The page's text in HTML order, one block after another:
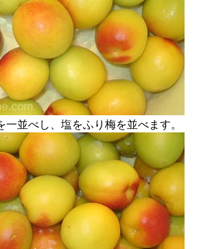
一並べし、塩をふり梅を並べます。